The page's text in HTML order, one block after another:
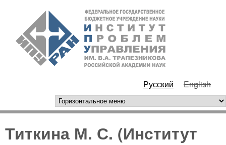
Перейти к основному
содержанию
РАН
Русский English
горизонтальное меню
Титкина М. С. (Институт